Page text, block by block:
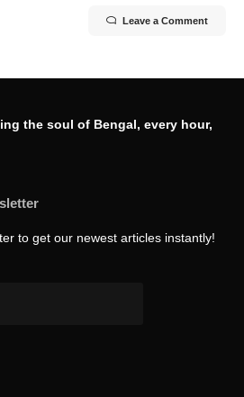
Leave a Comment
the soul of Bengal, every hour,
to get our newest articles instantly!